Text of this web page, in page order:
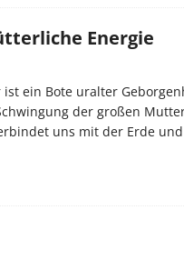
Energie
ein Bote uralter
der großen
uns mit der Erde